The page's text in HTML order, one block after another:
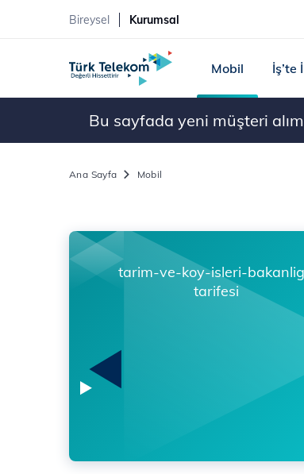
Bireysel Kurumsal
Mobil İş’te
Bu sayfada yeni müşteri
Ana Sayfa Mobil
tarim-ve-koy-isleri-
tarifesi